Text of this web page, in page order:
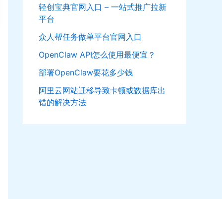
轻创宝典官网入口 – 一站式推广拉新
平台
众人帮任务做单平台官网入口
OpenClaw API怎么使用最便宜？
部署OpenClaw要花多少钱
阿里云网站迁移导致卡顿或数据库出
错的解决方法